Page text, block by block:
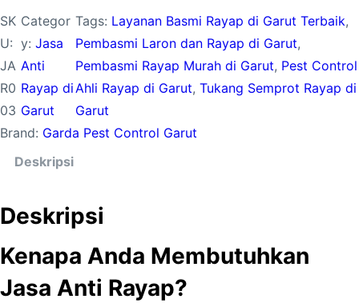
SK
U:
JA
R0
03
Categor
y: Jasa
Anti
Rayap di
Garut
Tags: Layanan Basmi Rayap di Garut Terbaik,
Pembasmi Laron dan Rayap di Garut,
Pembasmi Rayap Murah di Garut, Pest Control
Ahli Rayap di Garut, Tukang Semprot Rayap di
Garut
Brand: Garda Pest Control Garut
Deskripsi
Deskripsi
Kenapa Anda Membutuhkan
Jasa Anti Rayap?